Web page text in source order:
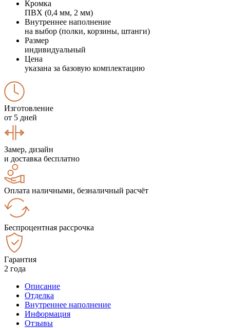
Кромка
ПВХ (0,4 мм, 2 мм)
Внутреннее наполнение
на выбор (полки, корзины, штанги)
Размер
индивидуальный
Цена
указана за базовую комплектацию
Изготовление
от 5 дней
Замер, дизайн
и доставка бесплатно
Оплата наличными, безналичный расчёт
Беспроцентная рассрочка
Гарантия
2 года
Описание
Отделка
Внутреннее наполнение
Информация
Отзывы